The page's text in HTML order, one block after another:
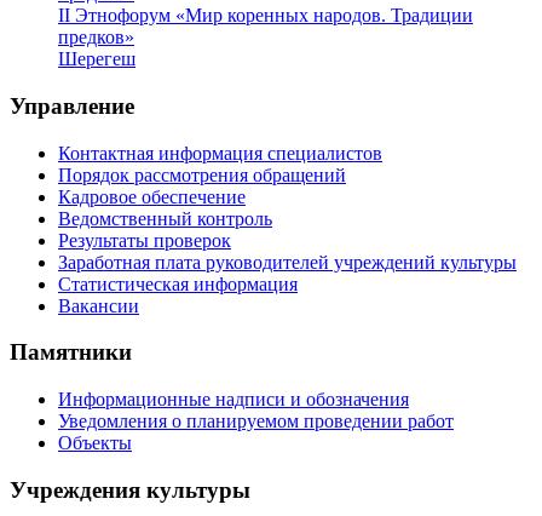
II Этнофорум «Мир коренных народов. Традиции
предков»
Шерегеш
Управление
Контактная информация специалистов
Порядок рассмотрения обращений
Кадровое обеспечение
Ведомственный контроль
Результаты проверок
Заработная плата руководителей учреждений культуры
Статистическая информация
Вакансии
Памятники
Информационные надписи и обозначения
Уведомления о планируемом проведении работ
Объекты
Учреждения культуры